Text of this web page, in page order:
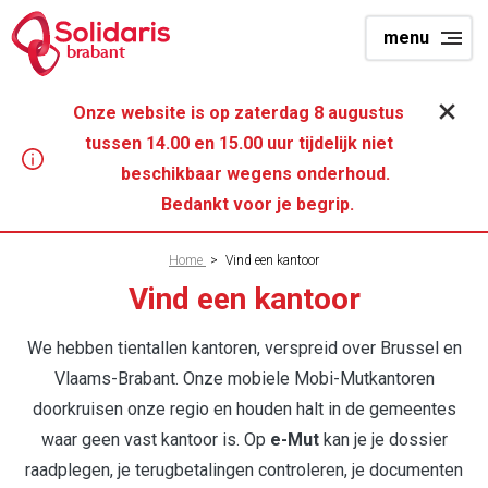
Overslaan
en
gaan
menu
brabant
Onze website is op zaterdag 8 augustus
tussen 14.00 en 15.00 uur tijdelijk niet
beschikbaar wegens onderhoud.
Bedankt voor je begrip.
Home > Vind een kantoor
Vind een kantoor
We hebben tientallen kantoren, verspreid over Brussel en
Vlaams-Brabant. Onze mobiele Mobi-Mutkantoren
doorkruisen onze regio en houden halt in de gemeentes
waar geen vast kantoor is. Op e-Mut kan je je dossier
raadplegen, je terugbetalingen controleren, je documenten